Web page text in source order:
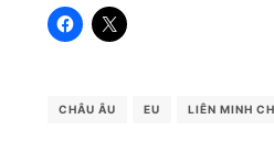
CHÂU ÂU EU LIÊN MINH